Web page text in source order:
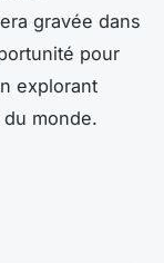
gravée dans
pour
explorant
monde.